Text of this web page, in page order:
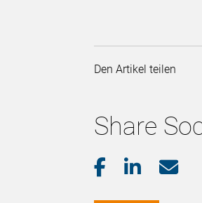
Den Artikel teilen
Share